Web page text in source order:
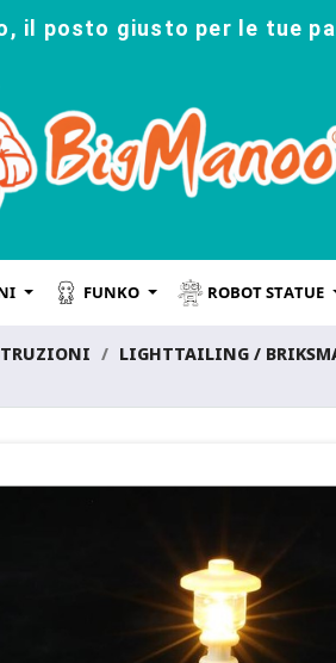
il posto giusto per le tue
FUNKO ROBOT STATUE
LIGHTTAILING /